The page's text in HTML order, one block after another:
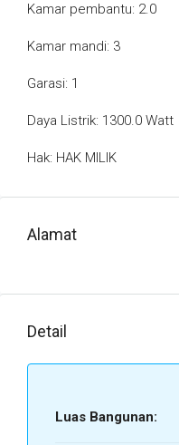
Kamar pembantu: 2.0
Kamar mandi: 3
Garasi: 1
Daya Listrik: 1300.0 Watt
Hak: HAK MILIK
Alamat
Detail
Luas Bangunan: